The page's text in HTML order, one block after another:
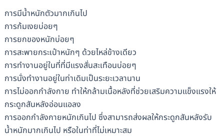
การมีน้ำหนักตัวมากเกินไป
การก้มเงยบ่อยๆ
การยกของหนักบ่อยๆ
การสะพายกระเป๋าหนักๆ ด้วยไหล่ข้างเดียว
การทำงานอยู่ในที่ที่มีแรงสั่นสะเทือนบ่อยๆ
การนั่งทำงานอยู่ในท่าเดิมเป็นระยะเวลานาน
การไม่ออกกำลังกาย ทำให้กล้ามเนื้อหลังที่ช่วยเสริมความแข็งแรงให้
กระดูกสันหลังอ่อนแอลง
การออกกำลังกายหนักเกินไป ซึ่งสามารถส่งผลให้กระดูกสันหลังรับ
น้ำหนักมากเกินไป หรือในท่าที่ไม่เหมาะสม